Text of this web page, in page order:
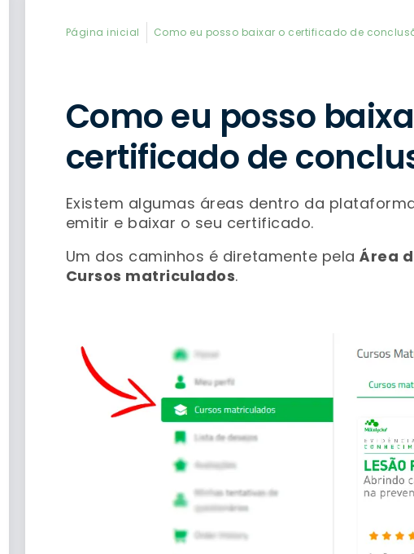
Página inicial Como eu posso baixar o certificado de
Como eu posso
certificado de
Existem algumas áreas dentro da
emitir e baixar o seu certificado.
Um dos caminhos é diretamente pelaÁrea
Cursos matriculados.